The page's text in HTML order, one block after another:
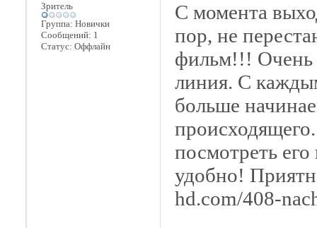
Зритель
Группа: Новички
Сообщений: 1
Статус: Оффлайн
С момента
пор, не
фильм!!! Очень
линия. С
больше
посмотреть
удобно!
hd.com/408-